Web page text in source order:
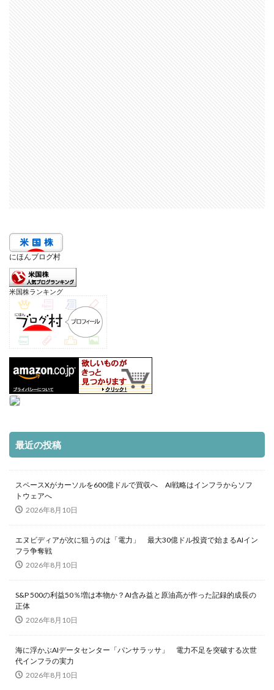
にほんブログ村
米国株ランキング
最近の投稿
スペースXがカーソルを600億ドルで買収へ AI戦略はインフラからソフ
トウェアへ
2026年8月10日
エヌビディアが次に狙うのは「電力」 最大30億ドル投資で始まるAIイン
フラ争奪戦
2026年8月10日
S&P 500の利益50％増は本物か？AI含み益と原油高が作った記録的成長の
正体
2026年8月10日
海に浮かぶAIデータセンター「パンサラッサ」 電力不足を突破する次世
代インフラの実力
2026年8月10日